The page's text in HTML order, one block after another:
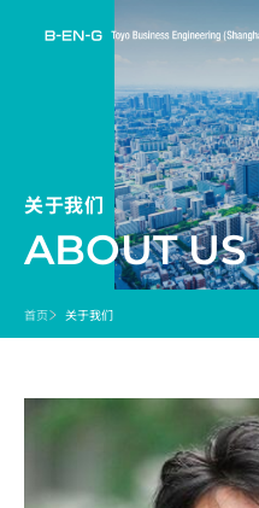
关于我们
ABOUT US
首页 关于我们